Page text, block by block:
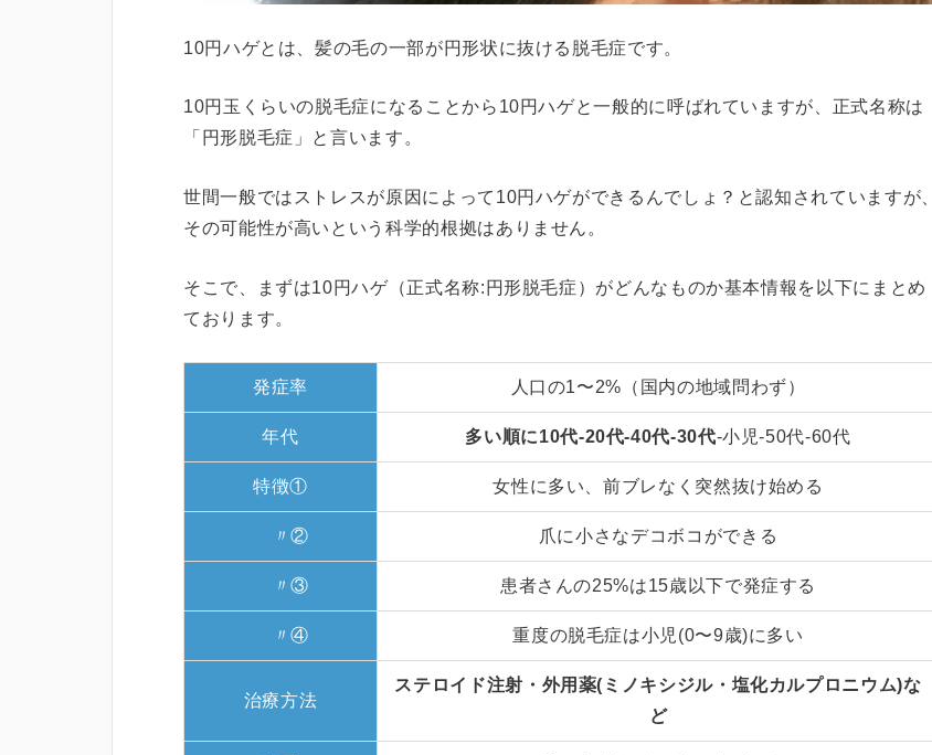
10円ハゲとは、髪の毛の一部が円形状に抜ける脱毛症です。
10円玉くらいの脱毛症になることから10円ハゲと一般的に呼ばれていますが、正式名称は
「円形脱毛症」と言います。
世間一般ではストレスが原因によって10円ハゲができるんでしょ？と認知されていますが、
その可能性が高いという科学的根拠はありません。
そこで、まずは10円ハゲ（正式名称:円形脱毛症）がどんなものか基本情報を以下にまとめ
ております。
発症率 人口の1〜2%（国内の地域問わず）
年代 多い順に10代-20代-40代-30代-小児-50代-60代
特徴① 女性に多い、前ブレなく突然抜け始める
〃② 爪に小さなデコボコができる
〃③ 患者さんの25%は15歳以下で発症する
〃④ 重度の脱毛症は小児(0〜9歳)に多い
治療方法
ステロイド注射・外用薬(ミノキシジル・塩化カルプロニウム)な
ど